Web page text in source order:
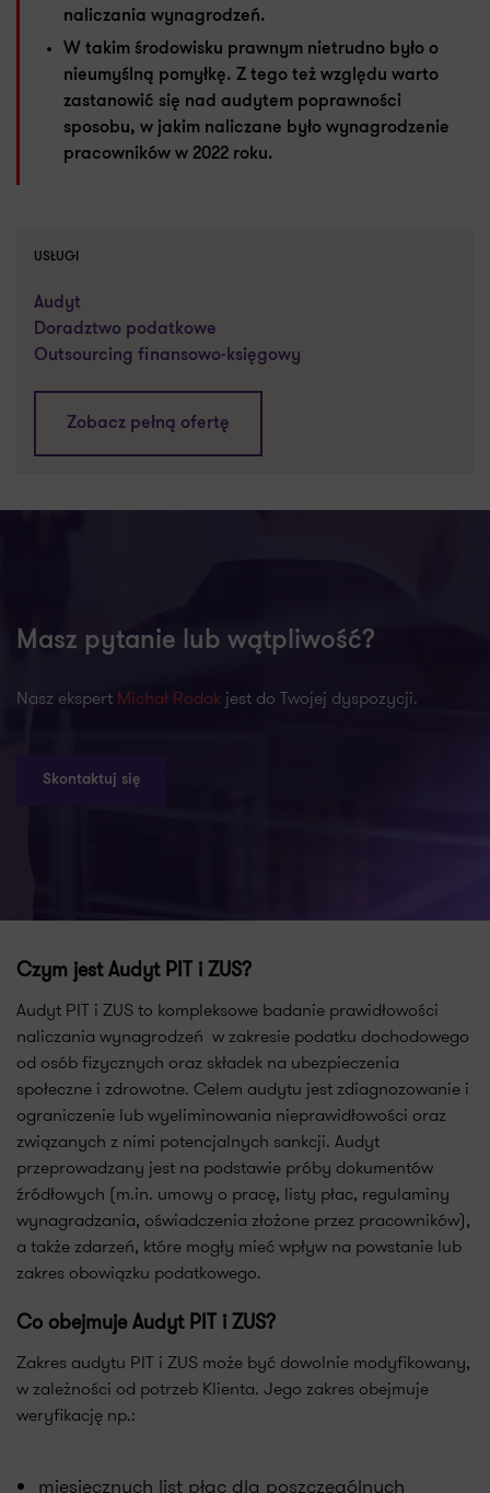
naliczania wynagrodzeń.
W takim środowisku prawnym nietrudno było o
nieumyślną pomyłkę. Z tego też względu warto
zastanowić się nad audytem poprawności
sposobu, w jakim naliczane było wynagrodzenie
pracowników w 2022 roku.
USŁUGI
Audyt
Doradztwo podatkowe
Outsourcing finansowo-księgowy
Zobacz pełną ofertę
Masz pytanie lub wątpliwość?
Nasz ekspert Michał Rodak jest do Twojej dyspozycji.
Skontaktuj się
Czym jest Audyt PIT i ZUS?
Audyt PIT i ZUS to kompleksowe badanie prawidłowości
naliczania wynagrodzeń w zakresie podatku dochodowego
od osób fizycznych oraz składek na ubezpieczenia
społeczne i zdrowotne. Celem audytu jest zdiagnozowanie i
ograniczenie lub wyeliminowania nieprawidłowości oraz
związanych z nimi potencjalnych sankcji. Audyt
przeprowadzany jest na podstawie próby dokumentów
źródłowych (m.in. umowy o pracę, listy płac, regulaminy
wynagradzania, oświadczenia złożone przez pracowników),
a także zdarzeń, które mogły mieć wpływ na powstanie lub
zakres obowiązku podatkowego.
Co obejmuje Audyt PIT i ZUS?
Zakres audytu PIT i ZUS może być dowolnie modyfikowany,
w zależności od potrzeb Klienta. Jego zakres obejmuje
weryfikację np.:
miesięcznych list płac dla poszczególnych